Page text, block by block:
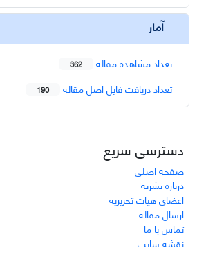
آمار
تعداد مشاهده مقاله 362
تعداد دریافت فایل اصل مقاله 190
دسترسی سریع
صفحه اصلی
درباره نشریه
اعضای هیات تحریریه
ارسال مقاله
تماس با ما
نقشه سایت